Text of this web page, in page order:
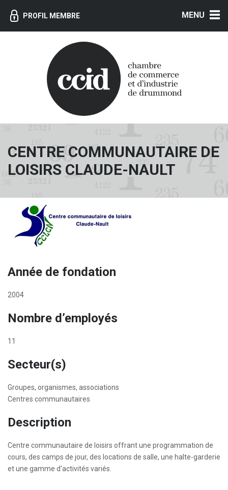
PROFIL MEMBRE
CENTRE COMMUNAUTAIRE DE
LOISIRS CLAUDE-NAULT
Année de fondation
2004
Nombre d’employés
11
Secteur(s)
Groupes, organismes, associations
Centres communautaires
Description
Centre communautaire de loisirs offrant une programmation de
cours, des camps de jour, des locations de salle, une halte-garderie
et une gamme d'activités variés.
MENU